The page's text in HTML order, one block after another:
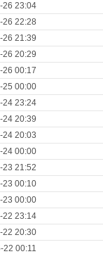
26 23:04
26 22:28
26 21:39
26 20:29
26 00:17
25 00:00
24 23:24
24 20:39
24 20:03
24 00:00
23 21:52
23 00:10
23 00:00
22 23:14
22 20:30
22 00:11